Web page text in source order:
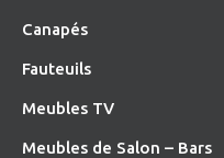
Canapés
Fauteuils
Meubles TV
Meubles de Salon – Bars